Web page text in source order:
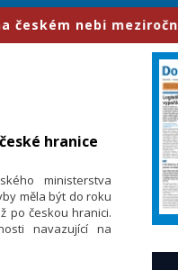
meziročně nárůst
hranice
ministerstva
měla být do roku
po českou hranici.
navazující na